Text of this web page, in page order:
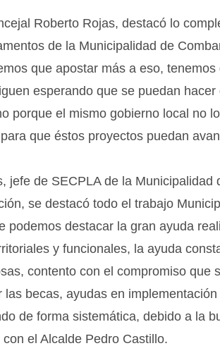
Roberto Rojas, destacó lo
de la Municipalidad de
que apostar más a eso,
esperando que se puedan
porque el mismo gobierno local no
que éstos proyectos puedan
jefe de SECPLA de la
se destacó todo el trabajo
podemos destacar la gran ayuda
y funcionales, la ayuda
contento con el compromiso
las becas, ayudas en
de forma sistemática, debido a la
con el Alcalde Pedro Castillo.